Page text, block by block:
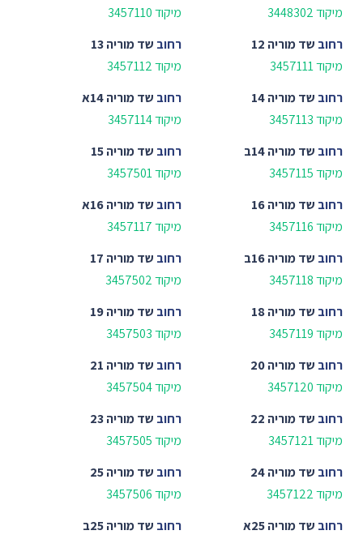
מיקוד 3448302
מיקוד 3457110
רחוב שד מוריה 12
מיקוד 3457111
רחוב שד מוריה 13
מיקוד 3457112
רחוב שד מוריה 14
מיקוד 3457113
רחוב שד מוריה 14א
מיקוד 3457114
רחוב שד מוריה 14ב
מיקוד 3457115
רחוב שד מוריה 15
מיקוד 3457501
רחוב שד מוריה 16
מיקוד 3457116
רחוב שד מוריה 16א
מיקוד 3457117
רחוב שד מוריה 16ב
מיקוד 3457118
רחוב שד מוריה 17
מיקוד 3457502
רחוב שד מוריה 18
מיקוד 3457119
רחוב שד מוריה 19
מיקוד 3457503
רחוב שד מוריה 20
מיקוד 3457120
רחוב שד מוריה 21
מיקוד 3457504
רחוב שד מוריה 22
מיקוד 3457121
רחוב שד מוריה 23
מיקוד 3457505
רחוב שד מוריה 24
מיקוד 3457122
רחוב שד מוריה 25
מיקוד 3457506
רחוב שד מוריה 25א
רחוב שד מוריה 25ב